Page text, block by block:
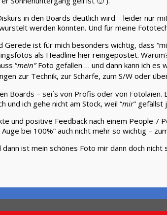
in den Boards deutlich wird – leider nur
werden könnten. Und für meine
Gerede ist für mich besonders wichtig, dass
als Headline hier reingepostet.
“mein”Foto gefallen … und dann kann ich es
zur Technik, zur Schärfe, zum S/W oder
Boards – sei´s von Profis oder von
und ich gehe nicht am Stock, weil “mir” gefällst
und positive Feedback nach einem
bei 100%” auch nicht mehr so wichtig –
ist mein schönes Foto mir dann doch